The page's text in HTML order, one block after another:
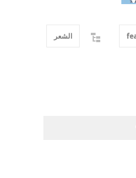
الشعر